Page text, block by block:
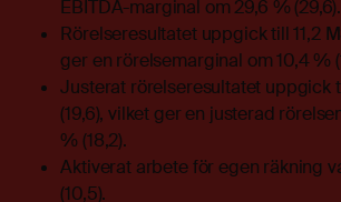
EBITDA-marginal om 29,6 % (29,6).
Rörelseresultatet uppgick till 11,2
ger en rörelsemarginal om 10,4 %
Justerat rörelseresultatet uppgick
(19,6), vilket ger en justerad
% (18,2).
Aktiverat arbete för egen räkning
(10,5).